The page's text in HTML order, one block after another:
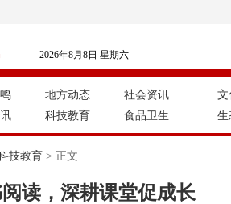
2026年8月8日 星期六
地方动态
社会资讯
科技教育 食品卫生
文
生
技教育 > 正文
读，深耕课堂促成长